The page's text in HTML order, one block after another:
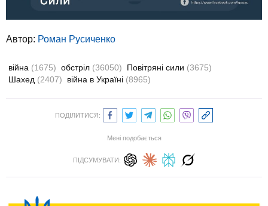
Автор: Роман Русиченко
війна (1675) обстріл (36050) Повітряні сили (3675)
Шахед (2407) війна в Україні (8965)
ПОДІЛИТИСЯ:
Мені подобається
ПІДСУМУВАТИ: